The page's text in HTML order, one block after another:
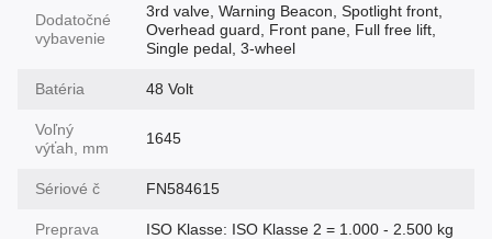
Dodatočné
vybavenie
3rd valve, Warning Beacon, Spotlight front,
Overhead guard, Front pane, Full free lift,
Single pedal, 3-wheel
Batéria 48 Volt
Voľný
výťah, mm
1645
Sériové č FN584615
Preprava ISO Klasse: ISO Klasse 2 = 1.000 - 2.500 kg